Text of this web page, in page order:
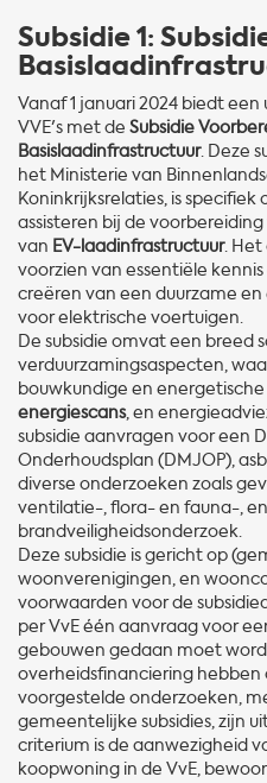
Subsidie 1:
Vanaf 1 januari 2024 biedt
VVE's met de Subsidie
Basislaadinfrastructuur. Deze
het Ministerie van
Koninkrijksrelaties, is
assisteren bij de
van EV-laadinfrastructuur. Het
voorzien van essentiële
creëren van een duurzame
voor elektrische voertuigen.
De subsidie omvat een breed
verduurzamingsaspecten,
bouwkundige en
energiescans, en
subsidie aanvragen voor een
Onderhoudsplan (DMJOP),
diverse onderzoeken zoals
ventilatie-, flora- en fauna-, en
brandveiligheidsonderzoek.
Deze subsidie is gericht op
woonverenigingen, en
voorwaarden voor de
per VvE één aanvraag voor
gebouwen gedaan moet
overheidsfinanciering
voorgestelde onderzoeken,
gemeentelijke subsidies, zijn
criterium is de aanwezigheid
koopwoning in de VvE,